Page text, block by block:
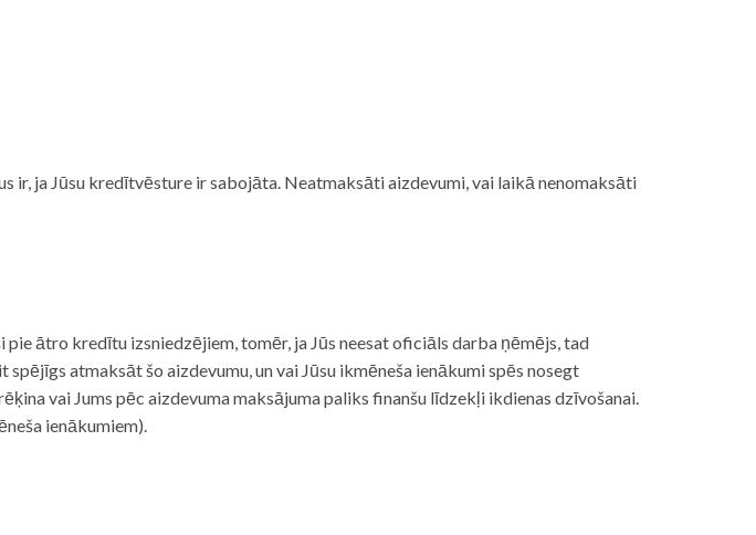
ir, ja Jūsu kredītvēsture ir sabojāta. Neatmaksāti aizdevumi, vai laikā nenomaksāti
ātro kredītu izsniedzējiem, tomēr, ja Jūs neesat oficiāls darba ņēmējs, tad
atmaksāt šo aizdevumu, un vai Jūsu ikmēneša ienākumi spēs nosegt
vai Jums pēc aizdevuma maksājuma paliks finanšu līdzekļi ikdienas dzīvošanai.
ienākumiem).